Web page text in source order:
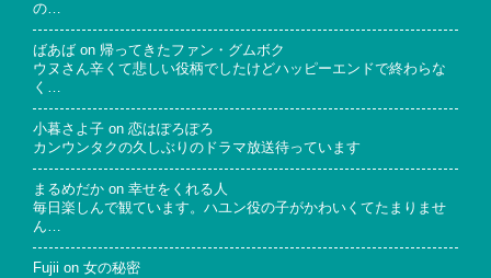
の…
ばあば on 帰ってきたファン・グムボク
ウヌさん辛くて悲しい役柄でしたけどハッピーエンドで終わらな
く…
小暮さよ子 on 恋はぽろぽろ
カンウンタクの久しぶりのドラマ放送待っています
まるめだか on 幸せをくれる人
毎日楽しんで観ています。ハユン役の子がかわいくてたまりませ
ん…
Fujii on 女の秘密